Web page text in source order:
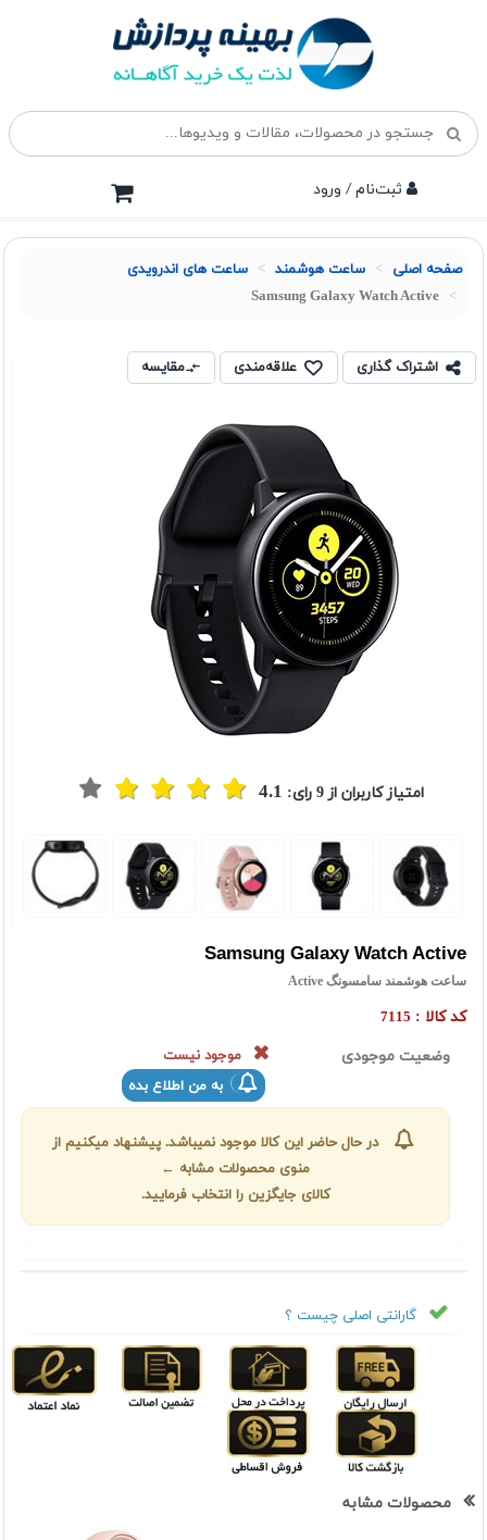
ثبت‌نام / ورود
صفحه اصلی ساعت هوشمند ساعت های اندرویدی
Samsung Galaxy Watch Active
اشتراک گذاری علاقه‌مندی مقایسه
امتیاز کاربران از9 رای: 4.1
Samsung Galaxy Watch Active
ساعت هوشمند سامسونگ Active
کد کالا : 7115
وضعیت موجودی
موجود نیست
به من اطلاع بده
در حال حاضر این کالا موجود نمیباشد. پیشنهاد میکنیم از
منوی محصولات مشابه ←
کالای جایگزین را انتخاب فرمایید.
گارانتی اصلی چیست ؟
محصولات مشابه